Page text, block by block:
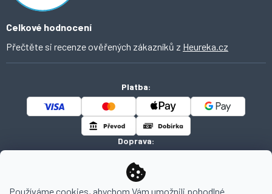
Používáme cookies, abychom Vám umožnili pohodlné
Celkové hodnocení
Přečtěte si recenze ověřených zákazníků z Heureka.cz
Platba:
Doprava: